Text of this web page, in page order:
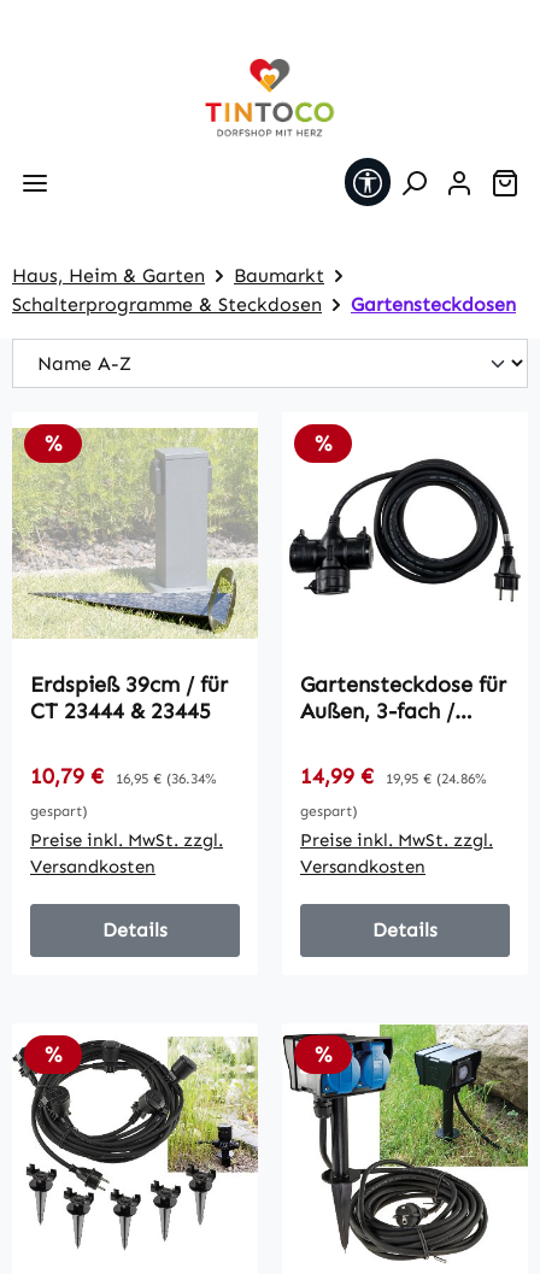
Werkzeugleiste
Haus, Heim & Garten
Baumarkt
Schalterprogramme & Steckdosen
Gartensteckdosen
Rabatt
%
Erdspieß 39cm / für
CT 23444 & 23445
Verkaufspreis:
10,79 € Regulärer Preis:
16,95 € (36.34%
gespart)
Preise inkl. MwSt. zzgl.
Versandkosten
Details
Rabatt
%
Gartensteckdose für
Außen, 3-fach /
Verkaufspreis:
14,99 € Regulärer Preis:
19,95 € (24.86%
gespart)
Preise inkl. MwSt. zzgl.
Versandkosten
Details
Rabatt
% Rabatt
%